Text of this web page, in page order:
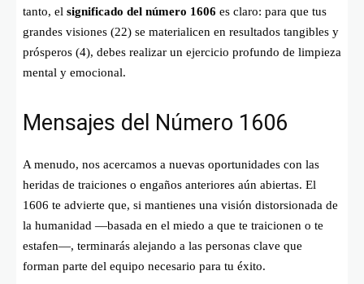
tanto, el significado del número 1606 es claro: para que tus
grandes visiones (22) se materialicen en resultados tangibles y
prósperos (4), debes realizar un ejercicio profundo de limpieza
mental y emocional.
Mensajes del Número 1606
A menudo, nos acercamos a nuevas oportunidades con las
heridas de traiciones o engaños anteriores aún abiertas. El
1606 te advierte que, si mantienes una visión distorsionada de
la humanidad —basada en el miedo a que te traicionen o te
estafen—, terminarás alejando a las personas clave que
forman parte del equipo necesario para tu éxito.